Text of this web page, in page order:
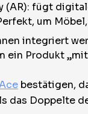
(AR): fügt
um
integriert
ein Produkt
bestätigen,
das Doppelte